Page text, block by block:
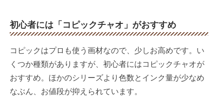
初心者には「コピックチャオ」がおすすめ
コピックはプロも使う画材なので、少しお高めです。い
くつか種類がありますが、初心者にはコピックチャオが
おすすめ。ほかのシリーズより色数とインク量が少なめ
なぶん、お値段が抑えられています。